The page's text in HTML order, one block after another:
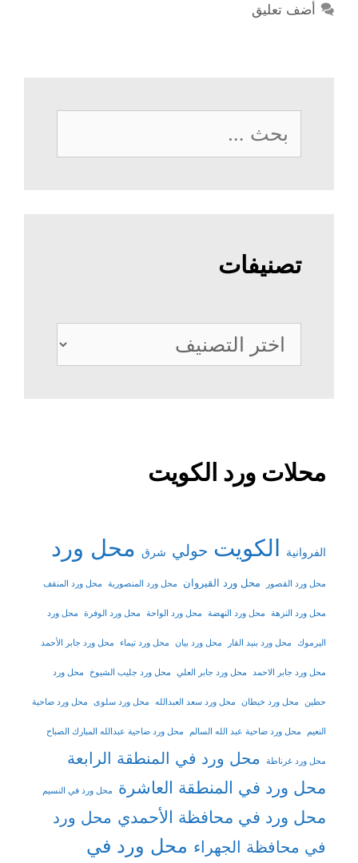
أضف تعليق
عن:
تصنيفات
تصنيفات
محلات ورد الكويت
الفروانية الكويت حولي شرق محل ورد
محل ورد القصور محل ورد القيروان محل ورد المنصورية محل ورد المنقف
محل ورد النزهة محل ورد النهضة محل ورد الواحة محل ورد الوفرة محل ورد
اليرموك محل ورد بنيد القار محل ورد بيان محل ورد تيماء محل ورد جابر الأحمد
محل ورد جابر الاحمد محل ورد جابر العلي محل ورد جليب الشيوخ محل ورد
حطين محل ورد خيطان محل ورد سعد العبدالله محل ورد سلوى محل ورد ضاحية
النعيم محل ورد ضاحية عبد الله السالم محل ورد ضاحية عبدالله المبارك الصباح
محل ورد غرناطة
محل ورد في المنطقة الرابعة
محل ورد في المنطقة العاشرة
محل ورد في النسيم
محل ورد في محافظة الأحمدي محل ورد
في محافظة الجهراء محل ورد في